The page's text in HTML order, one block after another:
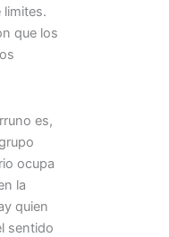
limites.
que los
es,
ocupa
la
quien
sentido